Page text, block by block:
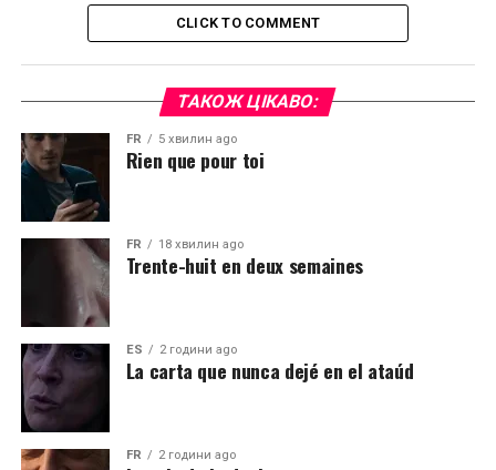
CLICK TO COMMENT
ТАКОЖ ЦІКАВО:
FR 5 хвилин ago
Rien que pour toi
FR 18 хвилин ago
Trente-huit en deux semaines
ES 2 години ago
La carta que nunca dejé en el ataúd
FR 2 години ago